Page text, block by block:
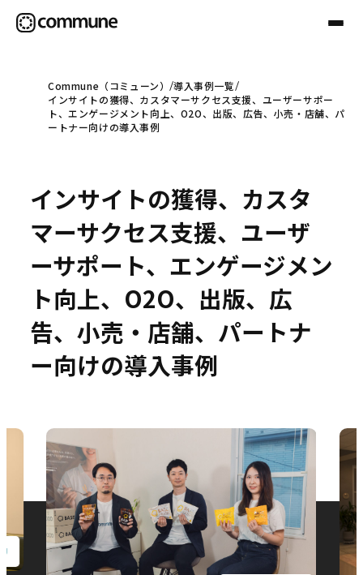
Communeについて
事例
セミナー
お役立ち情報
Commune（コミューン）
導入事例一覧
インサイトの獲得、カスタマーサクセス支援、ユーザーサポー
ト、エンゲージメント向上、O2O、出版、広告、小売・店舗、パ
ートナー向けの導入事例
インサイトの獲得、カスタ
マーサクセス支援、ユーザ
ーサポート、エンゲージメン
ト向上、O2O、出版、広
告、小売・店舗、パートナ
ー向けの導入事例